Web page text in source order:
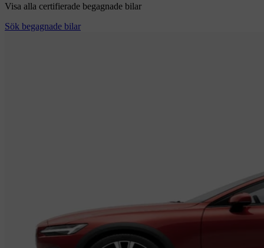
Visa alla certifierade begagnade bilar
Sök begagnade bilar